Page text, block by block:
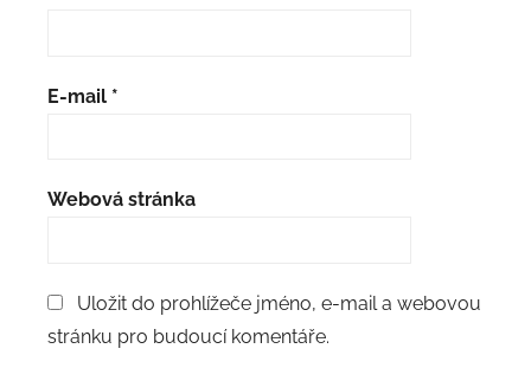
E-mail *
Webová stránka
Uložit do prohlížeče jméno, e-mail a webovou
stránku pro budoucí komentáře.